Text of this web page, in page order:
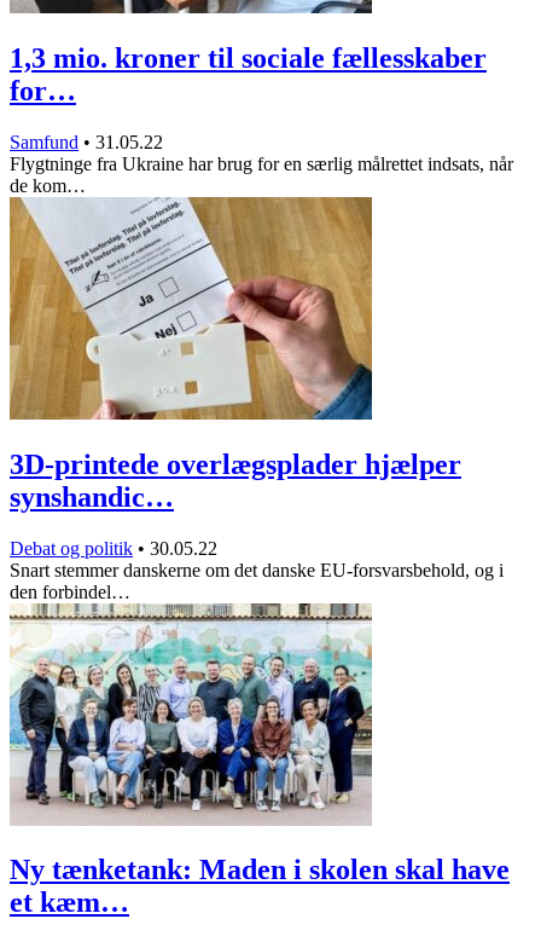
1,3 mio. kroner til sociale fællesskaber
for…
Samfund • 31.05.22
Flygtninge fra Ukraine har brug for en særlig målrettet indsats, når
de kom…
3D-printede overlægsplader hjælper
synshandic…
Debat og politik • 30.05.22
Snart stemmer danskerne om det danske EU-forsvarsbehold, og i
den forbindel…
Ny tænketank: Maden i skolen skal have
et kæm…